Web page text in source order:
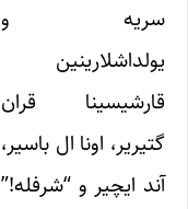
سریه و
یولداشلارینین
قارشیسینا قران
گتیریر، اونا ال باسیر،
آند ایچیر و “شرفله!”